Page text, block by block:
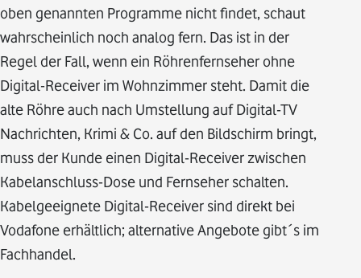
oben genannten Programme nicht findet, schaut
wahrscheinlich noch analog fern. Das ist in der
Regel der Fall, wenn ein Röhrenfernseher ohne
Digital-Receiver im Wohnzimmer steht. Damit die
alte Röhre auch nach Umstellung auf Digital-TV
Nachrichten, Krimi & Co. auf den Bildschirm bringt,
muss der Kunde einen Digital-Receiver zwischen
Kabelanschluss-Dose und Fernseher schalten.
Kabelgeeignete Digital-Receiver sind direkt bei
Vodafone erhältlich; alternative Angebote gibt´s im
Fachhandel.